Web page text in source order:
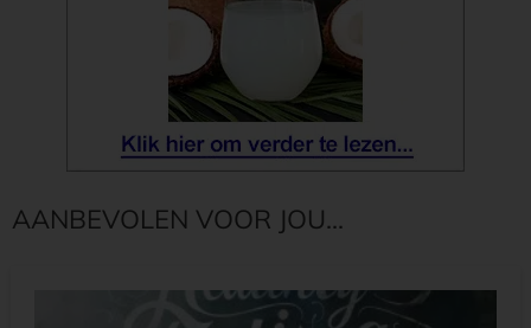
AANBEVOLEN VOOR JOU...